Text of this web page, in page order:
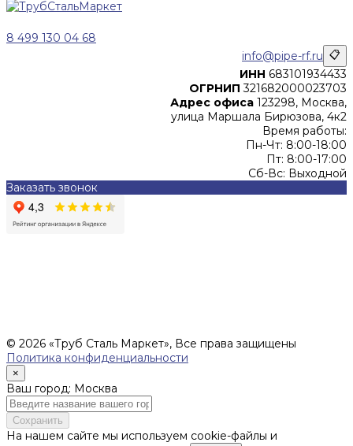
8 499 130 04 68
info@pipe-rf.ru 📋
ИНН 683101934433
ОГРНИП 321682000023703
Адрес офиса 123298, Москва,
улица Маршала Бирюзова, 4к2
Время работы:
Пн-Чт: 8:00-18:00
Пт: 8:00-17:00
Сб-Вс: Выходной
Заказать звонок
© 2026 «Труб Сталь Маркет», Все права защищены
Политика конфиденциальности
×
Ваш город: Москва
Сохранить
На нашем сайте мы используем cookie-файлы и